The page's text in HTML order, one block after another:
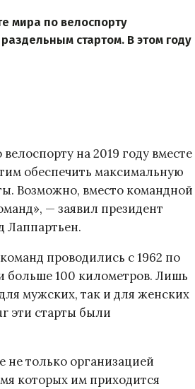
мира по велоспорту
стартом. В этом году
на 2019 году вместе
обеспечить максимальную
Возможно, вместо командной
— заявил президент
Лаппартьен.
проводились с 1962 по
больше 100 километров. Лишь
мужских, так и для женских
эти старты были
не только организацией
которых им приходится